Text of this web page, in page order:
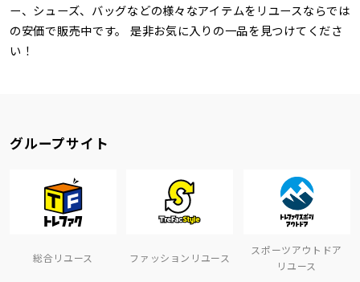
ー、シューズ、バッグなどの様々なアイテムをリユースならでは
の安価で販売中です。 是非お気に入りの一品を見つけてくださ
い！
グループサイト
総合リユース ファッションリユース
スポーツアウトドア
リユース